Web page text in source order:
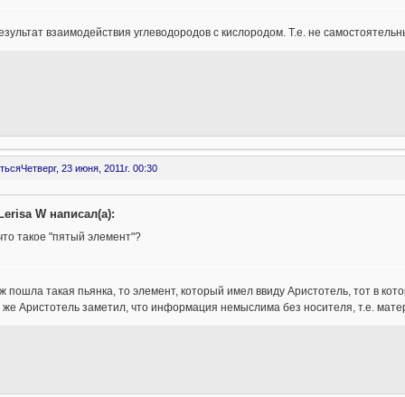
взаимодействия углеводородов с кислородом. Т.е. не
Четверг, 23 июня, 2011г. 00:30
W написал(а):
такое "пятый элемент"?
пошла такая пьянка, то элемент, который имел ввиду Аристотель, тот в
же Аристотель заметил, что информация немыслима без носителя, т.е.